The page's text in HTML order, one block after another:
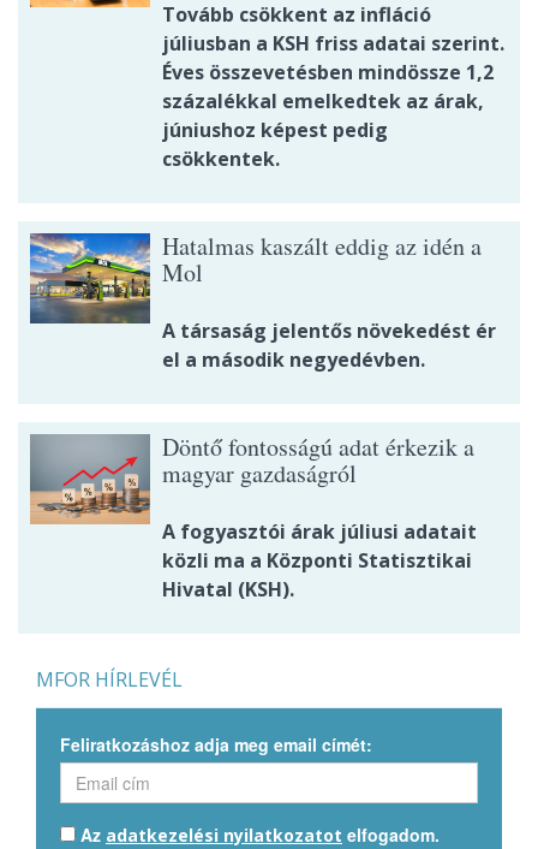
Tovább csökkent az infláció
júliusban a KSH friss adatai szerint.
Éves összevetésben mindössze 1,2
százalékkal emelkedtek az árak,
júniushoz képest pedig
csökkentek.
Hatalmas kaszált eddig az idén a
Mol
A társaság jelentős növekedést ér
el a második negyedévben.
Döntő fontosságú adat érkezik a
magyar gazdaságról
A fogyasztói árak júliusi adatait
közli ma a Központi Statisztikai
Hivatal (KSH).
MFOR HÍRLEVÉL
Feliratkozáshoz adja meg email címét:
Az adatkezelési nyilatkozatot elfogadom.